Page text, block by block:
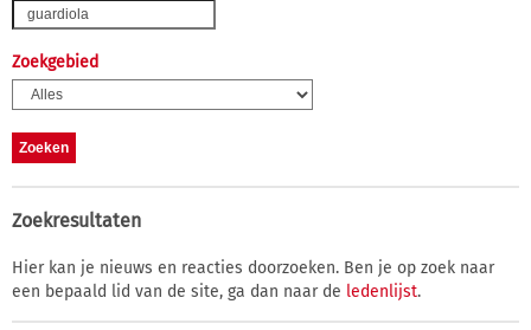
Zoekgebied
Zoekresultaten
Hier kan je nieuws en reacties doorzoeken. Ben je op zoek naar
een bepaald lid van de site, ga dan naar de ledenlijst.